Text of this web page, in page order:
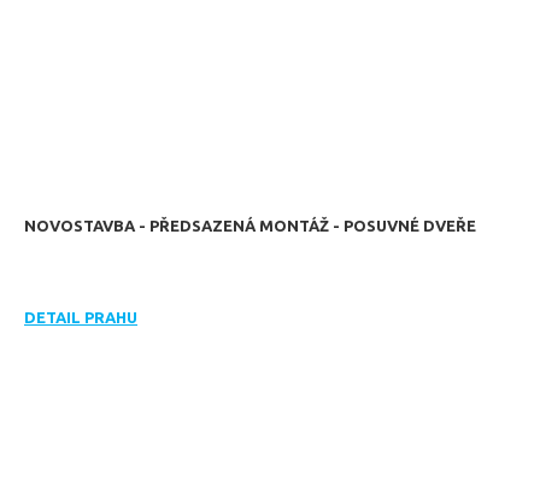
NOVOSTAVBA - PŘEDSAZENÁ MONTÁŽ - POSUVNÉ DVEŘE
DETAIL PRAHU